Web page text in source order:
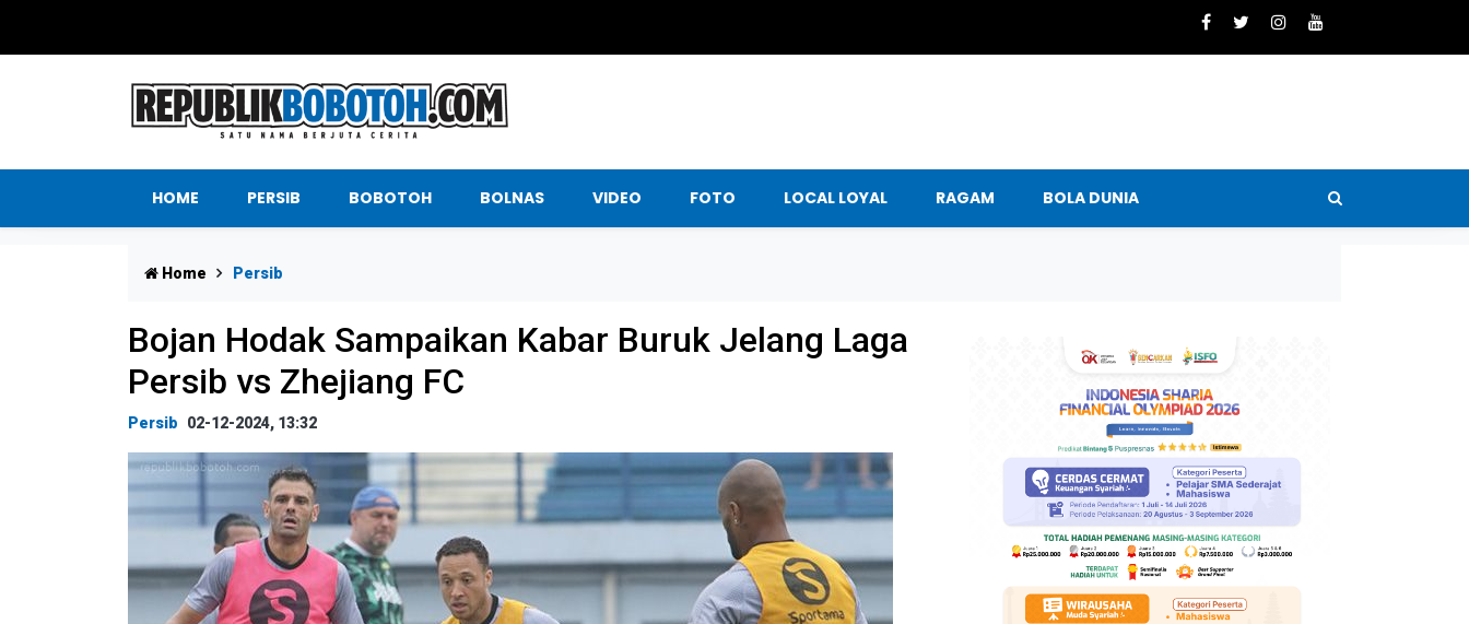
HOME PERSIB BOBOTOH BOLNAS VIDEO FOTO LOCAL LOYAL RAGAM BOLA DUNIA
Home Persib
Bojan Hodak Sampaikan Kabar Buruk Jelang Laga
Persib vs Zhejiang FC
Persib 02-12-2024, 13:32